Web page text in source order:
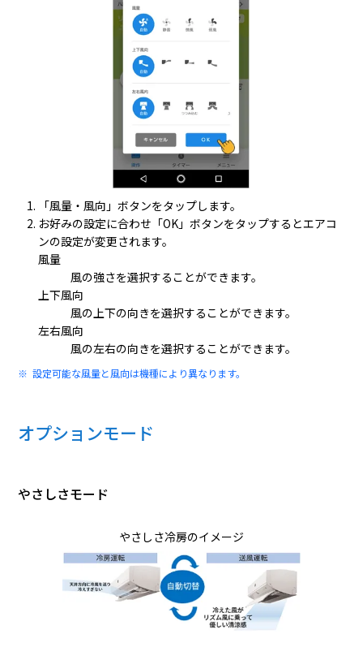
「風量・風向」ボタンをタップします。
お好みの設定に合わせ「OK」ボタンをタップするとエアコ
ンの設定が変更されます。
風量
風の強さを選択することができます。
上下風向
風の上下の向きを選択することができます。
左右風向
風の左右の向きを選択することができます。
設定可能な風量と風向は機種により異なります。
オプションモード
やさしさモード
やさしさ冷房のイメージ